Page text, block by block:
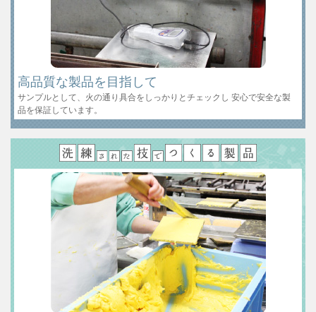
高品質な製品を目指して
サンプルとして、火の通り具合をしっかりとチェックし 安心で安全な製
品を保証しています。